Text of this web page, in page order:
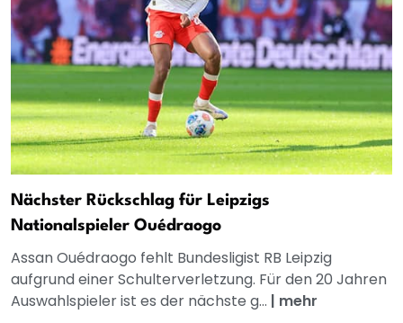
Nächster Rückschlag für Leipzigs
Nationalspieler Ouédraogo
Assan Ouédraogo fehlt Bundesligist RB Leipzig
aufgrund einer Schulterverletzung. Für den 20 Jahren
Auswahlspieler ist es der nächste g... | mehr